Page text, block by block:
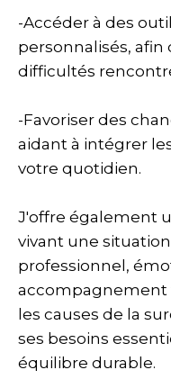
-Accéder à des
personnalisés, afin
difficultés
-Favoriser des
aidant à intégrer
votre quotidien.
J'offre également
vivant une
professionnel,
accompagnement
les causes de la
ses besoins
équilibre durable.